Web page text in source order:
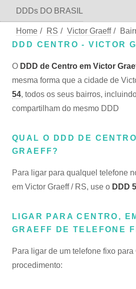
DDDs DO BRASIL
Home / RS / Victor Graeff /
DDD CENTRO - VICTOR
O DDD de Centro em Victor
mesma forma que a cidade de
54, todos os seus bairros,
compartilham do mesmo DDD
QUAL O DDD DE
GRAEFF?
Para ligar para qualquel telefone
em Victor Graeff / RS, use o DDD
LIGAR PARA CENTRO,
GRAEFF DE TELEFONE
Para ligar de um telefone fixo
procedimento: